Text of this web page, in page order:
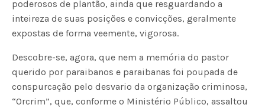
poderosos de plantão, ainda que resguardando a
inteireza de suas posições e convicções, geralmente
expostas de forma veemente, vigorosa.
Descobre-se, agora, que nem a memória do pastor
querido por paraibanos e paraibanas foi poupada de
conspurcação pelo desvario da organização criminosa,
“Orcrim”, que, conforme o Ministério Público, assaltou